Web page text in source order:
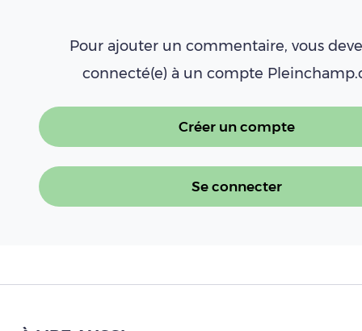
Pour ajouter un commentaire, vous
connecté(e) à un compte
Créer un compte
Se connecter